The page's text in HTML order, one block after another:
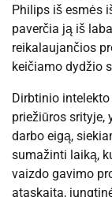
Philips iš esmės
paverčia ją iš
reikalaujančios
keičiamo dydžio
Dirbtinio
priežiūros srityje,
darbo eigą,
sumažinti laiką,
vaizdo gavimo
ataskaita,